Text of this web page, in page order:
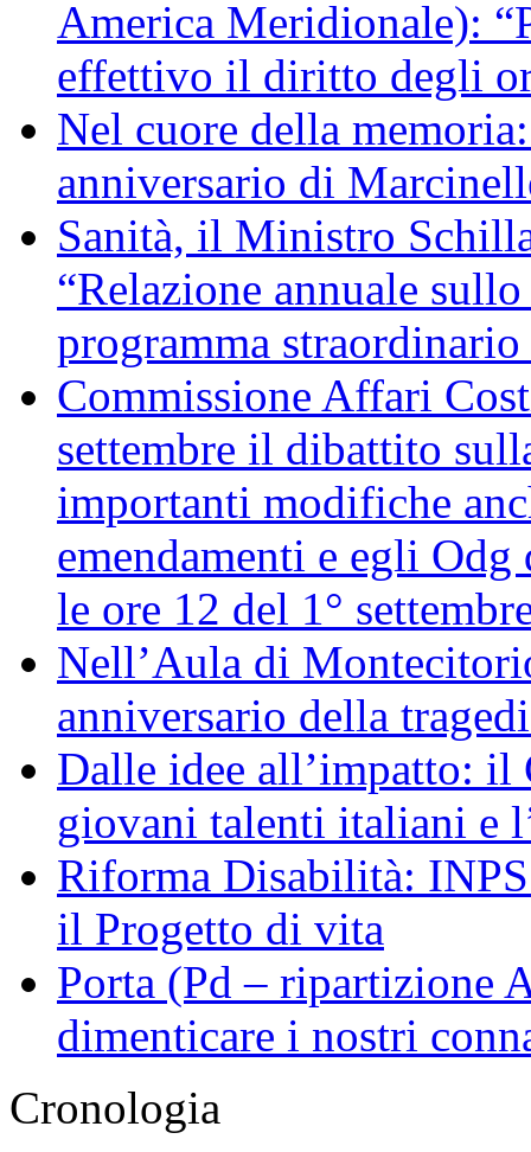
America Meridionale):
effettivo il diritto degli
Nel cuore della
anniversario di
Sanità, il Ministro
“Relazione annuale
programma
Commissione Affari
settembre il dibattito
importanti modifiche
emendamenti e egli Odg
le ore 12 del 1°
Nell’Aula di
anniversario della
Dalle idee all’impatto: il
giovani talenti italiani e
Riforma Disabilità:
il Progetto di vita
Porta (Pd – ripartizione
dimenticare i nostri
Cronologia